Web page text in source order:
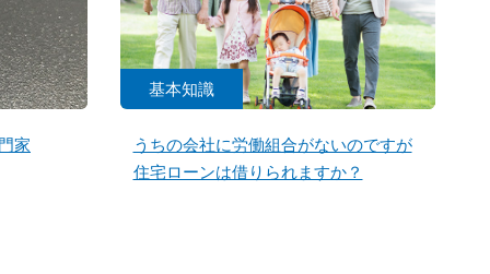
家
基本知識
うちの会社に労働組合がないのですが
住宅ローンは借りられますか？